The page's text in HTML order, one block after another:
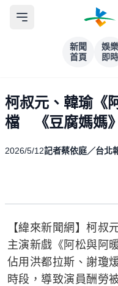
新聞
首頁
娛樂
即時
柯叔元、韓瑜《
檔 《豆腐媽媽
2026/5/12記者蔡依庭／台北
【緯來新聞網】柯叔
主演新戲《阿松與阿
佔用洪都拉斯、謝瓊
時段，導致演員酬勞